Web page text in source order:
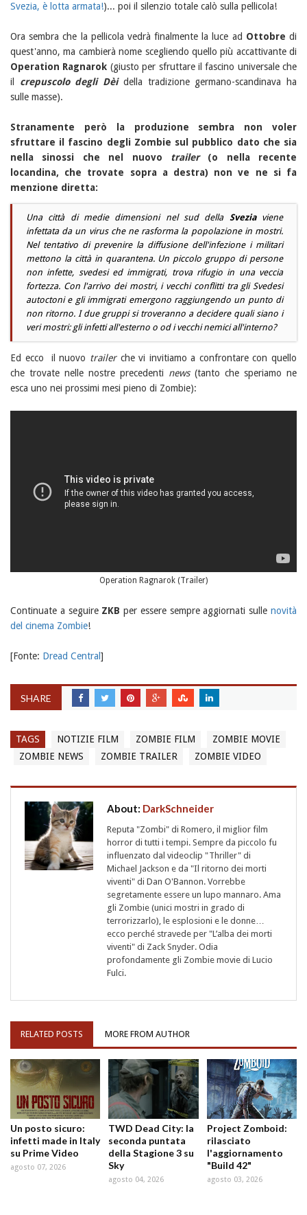
Svezia, è lotta armata!)... poi il silenzio totale calò sulla pellicola!
Ora sembra che la pellicola vedrà finalmente la luce ad Ottobre di
quest'anno, ma cambierà nome scegliendo quello più accattivante di
Operation Ragnarok (giusto per sfruttare il fascino universale che
il crepuscolo degli Dèidella tradizione germano-scandinava ha
sulle masse).
Stranamente però la produzione sembra non voler
sfruttare il fascino degli Zombie sul pubblico dato che sia
nella sinossi che nel nuovo trailer(o nella recente
locandina, che trovate sopra a destra) non ve ne si fa
menzione diretta:
Una città di medie dimensioni nel sud della Sveziaviene
infettata da un virus che ne rasforma la popolazione in mostri.
Nel tentativo di prevenire la diffusione dell'infezione i militari
mettono la città in quarantena. Un piccolo gruppo di persone
non infette, svedesi ed immigrati, trova rifugio in una veccia
fortezza. Con l'arrivo dei mostri, i vecchi conflitti tra gli Svedesi
autoctoni e gli immigrati emergono raggiungendo un punto di
non ritorno. I due gruppi si troveranno a decidere quali siano i
veri mostri: gli infetti all'esterno o od i vecchi nemici all'interno?
Ed ecco il nuovo trailerche vi invitiamo a confrontare con quello
che trovate nelle nostre precedenti news(tanto che speriamo ne
esca uno nei prossimi mesi pieno di Zombie):
Operation Ragnarok (Trailer)
Continuate a seguire ZKB per essere sempre aggiornati sullenovità
del cinema Zombie!
[Fonte: Dread Central ]
SHARE
TAGS NOTIZIE FILM ZOMBIE FILM
ZOMBIE MOVIE
ZOMBIE NEWS
ZOMBIE TRAILER ZOMBIE VIDEO
About: DarkSchneider
Reputa "Zombi" di Romero, il miglior film
horror di tutti i tempi. Sempre da piccolo fu
influenzato dal videoclip "Thriller" di
Michael Jackson e da "Il ritorno dei morti
viventi" di Dan O'Bannon. Vorrebbe
segretamente essere un lupo mannaro. Ama
gli Zombie (unici mostri in grado di
terrorizzarlo), le esplosioni e le donne…
ecco perché stravede per "L’alba dei morti
viventi" di Zack Snyder. Odia
profondamente gli Zombie movie di Lucio
Fulci.
RELATED POSTS MORE FROM AUTHOR
Un posto sicuro:
infetti made in Italy
su Prime Video
agosto 07, 2026
TWD Dead City: la
seconda puntata
della Stagione 3 su
Sky
agosto 04, 2026
Project Zomboid:
rilasciato
l'aggiornamento
"Build 42"
agosto 03, 2026